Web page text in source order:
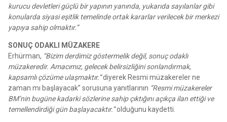
kurucu devletleri güçlü bir yapının yanında, yukarıda sayılanlar gibi
konularda siyasi eşitlik temelinde ortak kararlar verilecek bir merkezi
yapıya sahip olmaktır.”
SONUÇ ODAKLI MÜZAKERE
Erhürman, “Bizim derdimiz göstermelik değil, sonuç odaklı
müzakeredir. Amacımız, gelecek belirsizliğini sonlandırmak,
kapsamlı çözüme ulaşmaktır.”diyerek Resmi müzakereler ne
zaman mı başlayacak” sorusuna yanıtlarının “Resmi müzakereler
BM’nin bugüne kadarki sözlerine sahip çıktığını açıkça ilan ettiği ve
temellendirdiği gün başlayacaktır.”olduğunu kaydetti.